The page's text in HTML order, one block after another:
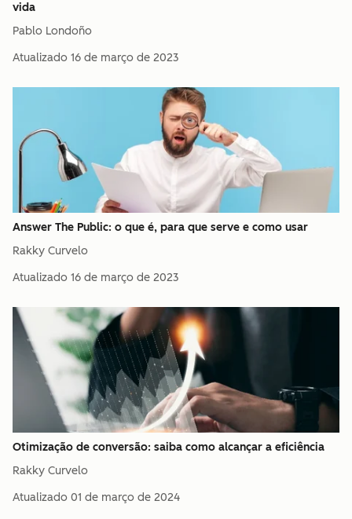
vida
Pablo Londoño
Atualizado 16 de março de 2023
Answer The Public: o que é, para que serve e como usar
Rakky Curvelo
Atualizado 16 de março de 2023
Otimização de conversão: saiba como alcançar a eficiência
Rakky Curvelo
Atualizado 01 de março de 2024